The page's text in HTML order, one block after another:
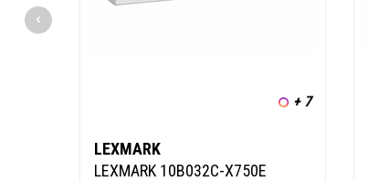
+ 7
LEXMARK
LEXMARK 10B032C-X750E